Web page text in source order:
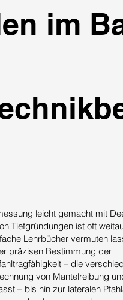
im
leicht gemacht mit
Tiefgründungen ist oft
Lehrbücher vermuten
präzisen Bestimmung der
– die
von Mantelreibung
– bis hin zur lateralen